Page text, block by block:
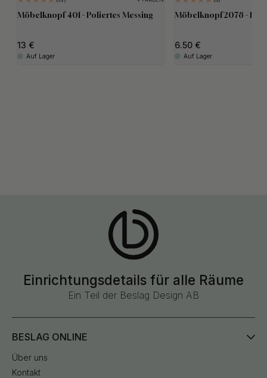
Möbelknopf 401 - Poliertes Messing
13
Auf Lager
Möbelknopf 2078 -
6.50
Auf Lager
Einrichtungsdetails für alle Räume
Ein Teil der Beslag Design AB
BESLAG ONLINE
Über uns
Kontakt